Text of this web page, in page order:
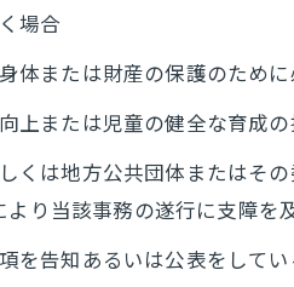
場合
体または財産の保護のため
上または児童の健全な育成
くは地方公共団体またはそ
より当該事務の遂行に支障を
を告知あるいは公表をして